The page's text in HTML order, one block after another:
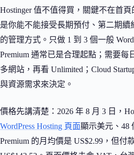
Hostinger 值不值得買，關鍵不在首
是你能不能接受長期預付、第二期續
的管理方式。只做 1 到 3 個一般
Premium 通常已是合理起點；需要每
多網站，再看 Unlimited；Cloud
與資源需求來決定。
價格先講清楚：2026 年 8 月 3 日，
WordPress Hosting 頁面顯示美元、48
Premium 的月均價是 US$2.99，但付